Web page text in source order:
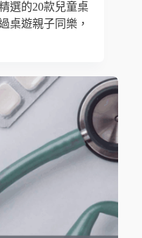
選的20款兒童桌
桌遊親子同樂，